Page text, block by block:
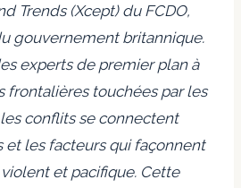
Trends (Xcept) du FCDO,
gouvernement britannique.
experts de premier plan à
frontalières touchées par les
conflits se connectent
et les facteurs qui façonnent
et pacifique. Cette